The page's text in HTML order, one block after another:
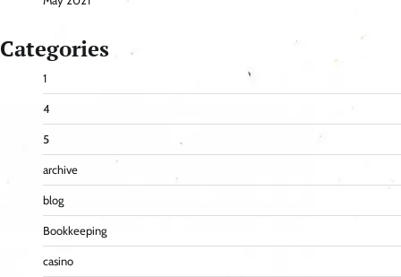
Categories
1
4
5
archive
blog
Bookkeeping
casino